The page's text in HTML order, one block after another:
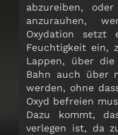
abzureiben,
anzurauhen,
Oxydation setzt
Feuchtigkeit ein,
Lappen, über
Bahn auch über
werden, ohne
Oxyd befreien
Dazu kommt,
verlegen ist, da